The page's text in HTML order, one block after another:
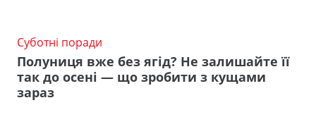
Суботні поради
Полуниця вже без ягід? Не залишайте її
так до осені — що зробити з кущами
зараз